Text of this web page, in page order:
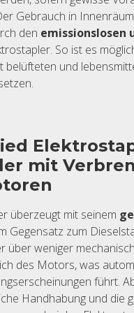
Ge­brauch in
den emis­si­ons­lo­sen
So ist es
be­lüf­te­ten und
mit
über­zeugt mit sei­nem
Ge­gen­satz zum
über we­ni­ger
des Mo­tors, was
führt.
Hand­ha­bung und die